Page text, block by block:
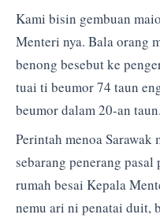
Kami bisin gembuan
Menteri nya. Bala orang
benong besebut ke
tuai ti beumor 74 taun
beumor dalam 20-an taun.
Perintah menoa
sebarang penerang
rumah besai Kepala
nemu ari ni penatai duit,